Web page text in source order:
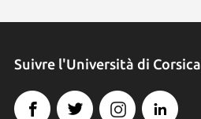
Suivre l'Università di Corsica